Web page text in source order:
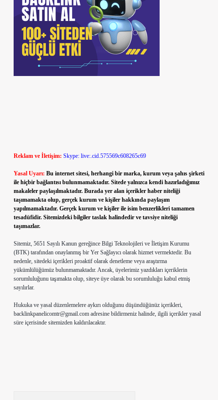
Reklam ve İletişim: Skype: live:.cid.575569c608265c69
Yasal Uyarı: Bu internet sitesi, herhangi bir marka, kurum veya şahıs şirketi
ile hiçbir bağlantısı bulunmamaktadır. Sitede yalnızca kendi hazırladığımız
makaleler paylaşılmaktadır. Burada yer alan içerikler haber niteliği
taşımamakta olup, gerçek kurum ve kişiler hakkında paylaşım
yapılmamaktadır. Gerçek kurum ve kişiler ile isim benzerlikleri tamamen
tesadüfidir. Sitemizdeki bilgiler taslak halindedir ve tavsiye niteliği
taşımazlar.
Sitemiz, 5651 Sayılı Kanun gereğince Bilgi Teknolojileri ve İletişim Kurumu
(BTK) tarafından onaylanmış bir Yer Sağlayıcı olarak hizmet vermektedir. Bu
nedenle, sitedeki içerikleri proaktif olarak denetleme veya araştırma
yükümlülüğümüz bulunmamaktadır. Ancak, üyelerimiz yazdıkları içeriklerin
sorumluluğunu taşımakta olup, siteye üye olarak bu sorumluluğu kabul etmiş
sayılırlar.
Hukuka ve yasal düzenlemelere aykırı olduğunu düşündüğünüz içerikleri,
backlinkpanelicomtr@gmail.com adresine bildirmeniz halinde, ilgili içerikler yasal
süre içerisinde sitemizden kaldırılacaktır.